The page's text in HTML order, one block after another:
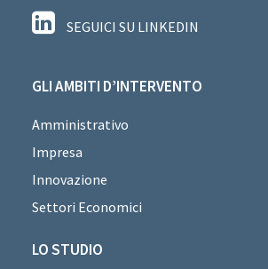
SEGUICI SU LINKEDIN
GLI AMBITI D’INTERVENTO
Amministrativo
Impresa
Innovazione
Settori Economici
LO STUDIO